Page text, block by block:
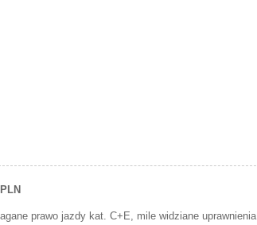
prawo jazdy kat. C+E, mile widziane uprawnienia